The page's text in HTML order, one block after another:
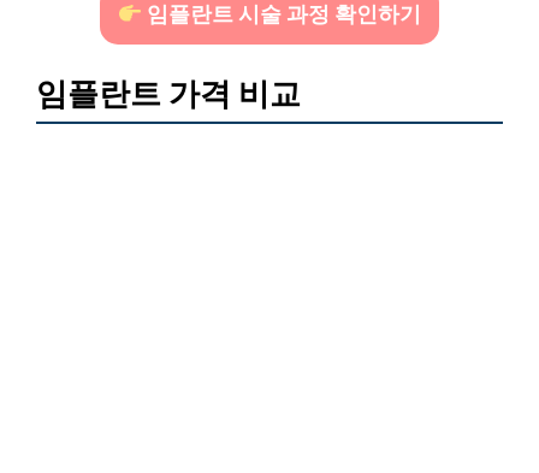
임플란트 시술 과정 확인하기
임플란트 가격 비교